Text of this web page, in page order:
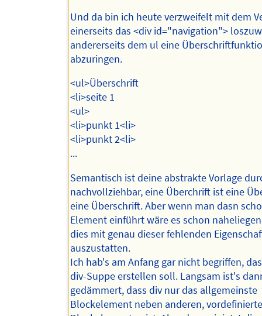
Und da bin ich heute verzweifelt mit dem
einerseits das <div id="navigation">
andererseits dem ul eine
abzuringen.
<ul>Überschrift
<li>seite 1
<ul>
<li>punkt 1<li>
<li>punkt 2<li>
...
Semantisch ist deine abstrakte Vorlage
nachvollziehbar, eine Überchrift ist eine
eine Überschrift. Aber wenn man dasn
Element einführt wäre es schon
dies mit genau dieser fehlenden
auszustatten.
Ich hab's am Anfang gar nicht begriffen,
div-Suppe erstellen soll. Langsam ist's
gedämmert, dass div nur das allgemeinste
Blockelement neben anderen,